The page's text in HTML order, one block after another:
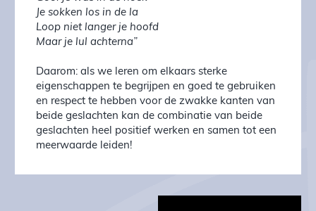
Je sokken los in de la
Loop niet langer je hoofd
Maar je lul achterna”
Daarom: als we leren om elkaars sterke
eigenschappen te begrijpen en goed te gebruiken
en respect te hebben voor de zwakke kanten van
beide geslachten kan de combinatie van beide
geslachten heel positief werken en samen tot een
meerwaarde leiden!